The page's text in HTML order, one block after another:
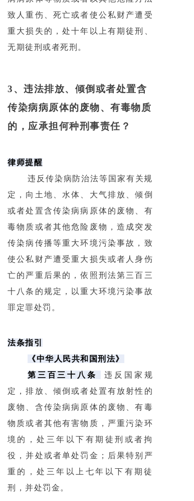
致人重伤、死亡或者使公私财产遭受
重大损失的，处十年以上有期徒刑、
无期徒刑或者死刑。
3、违法排放、倾倒或者处置含
传染病病原体的废物、有毒物质
的，应承担何种刑事责任？
律师提醒
违反传染病防治法等国家有关规
定，向土地、水体、大气排放、倾倒
或者处置含传染病病原体的废物、有
毒物质或者其他危险废物，造成突发
传染病传播等重大环境污染事故，致
使公私财产遭受重大损失或者人身伤
亡的严重后果的，依照刑法第三百三
十八条的规定，以重大环境污染事故
罪定罪处罚。
法条指引
《中华人民共和国刑法》
第三百三十八条
违反国家规
定，排放、倾倒或者处置有放射性的
废物、含传染病病原体的废物、有毒
物质或者其他有害物质，严重污染环
境的，处三年以下有期徒刑或者拘
役，并处或者单处罚金；后果特别严
重的，处三年以上七年以下有期徒
刑，并处罚金。